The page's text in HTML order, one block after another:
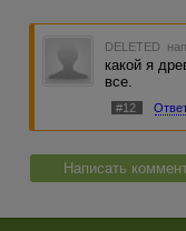
DELETED
какой я
все.
#12
Написать